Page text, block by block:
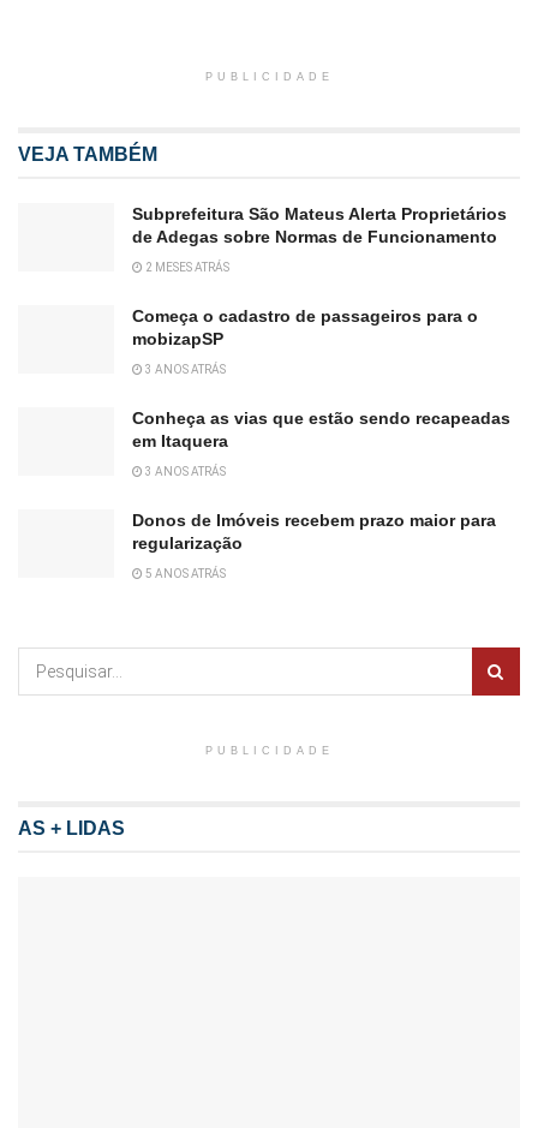
PUBLICIDADE
VEJA TAMBÉM
Subprefeitura São Mateus Alerta Proprietários
de Adegas sobre Normas de Funcionamento
2 MESES ATRÁS
Começa o cadastro de passageiros para o
mobizapSP
3 ANOS ATRÁS
Conheça as vias que estão sendo recapeadas
em Itaquera
3 ANOS ATRÁS
Donos de Imóveis recebem prazo maior para
regularização
5 ANOS ATRÁS
PUBLICIDADE
AS + LIDAS